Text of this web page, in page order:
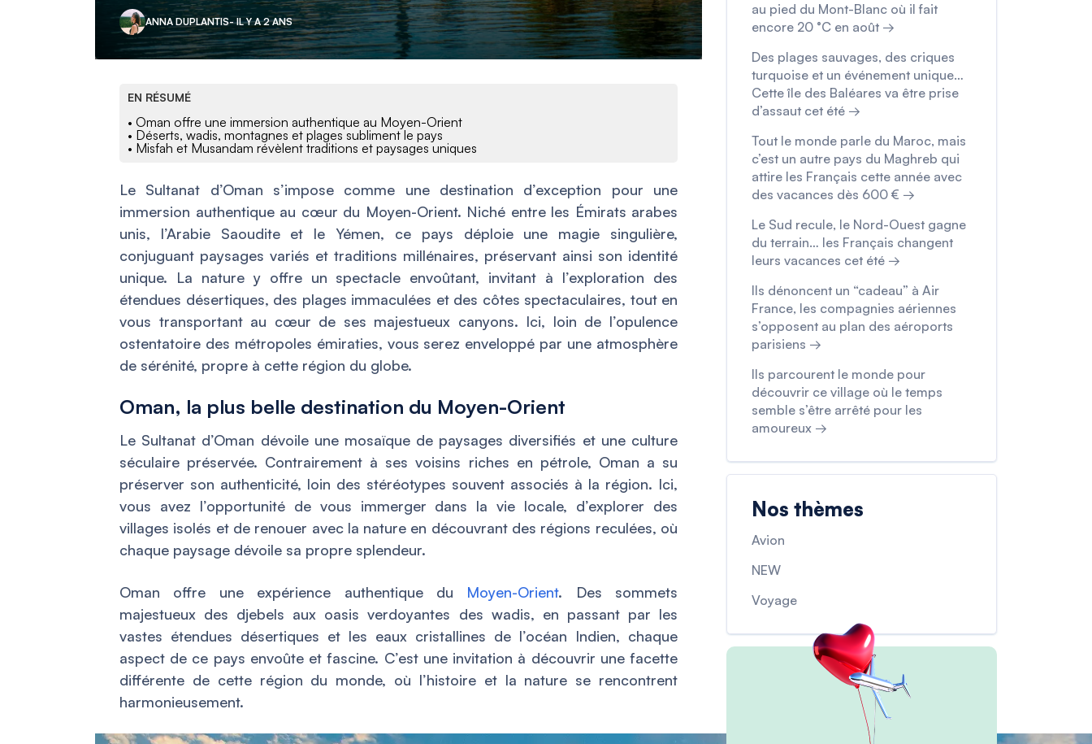
ANNA DUPLANTIS- IL Y A 2 ANS
EN RÉSUMÉ
• Oman offre une immersion authentique au Moyen-Orient
• Déserts, wadis, montagnes et plages subliment le pays
• Misfah et Musandam révèlent traditions et paysages uniques
Le Sultanat d’Oman s’impose comme une destination d’exception pour une
immersion authentique au cœur du Moyen-Orient. Niché entre les Émirats arabes
unis, l’Arabie Saoudite et le Yémen, ce pays déploie une magie singulière,
conjuguant paysages variés et traditions millénaires, préservant ainsi son identité
unique. La nature y offre un spectacle envoûtant, invitant à l’exploration des
étendues désertiques, des plages immaculées et des côtes spectaculaires, tout en
vous transportant au cœur de ses majestueux canyons. Ici, loin de l’opulence
ostentatoire des métropoles émiraties, vous serez enveloppé par une atmosphère
de sérénité, propre à cette région du globe.
Oman, la plus belle destination du Moyen-Orient
Le Sultanat d’Oman dévoile une mosaïque de paysages diversifiés et une culture
séculaire préservée. Contrairement à ses voisins riches en pétrole, Oman a su
préserver son authenticité, loin des stéréotypes souvent associés à la région. Ici,
vous avez l’opportunité de vous immerger dans la vie locale, d’explorer des
villages isolés et de renouer avec la nature en découvrant des régions reculées, où
chaque paysage dévoile sa propre splendeur.
Oman offre une expérience authentique du Moyen-Orient. Des sommets
majestueux des djebels aux oasis verdoyantes des wadis, en passant par les
vastes étendues désertiques et les eaux cristallines de l’océan Indien, chaque
aspect de ce pays envoûte et fascine. C’est une invitation à découvrir une facette
différente de cette région du monde, où l’histoire et la nature se rencontrent
harmonieusement.
au pied du Mont-Blanc où il fait
encore 20 °C en août →
Des plages sauvages, des criques
turquoise et un événement unique…
Cette île des Baléares va être prise
d’assaut cet été →
Tout le monde parle du Maroc, mais
c’est un autre pays du Maghreb qui
attire les Français cette année avec
des vacances dès 600 € →
Le Sud recule, le Nord-Ouest gagne
du terrain… les Français changent
leurs vacances cet été →
Ils dénoncent un “cadeau” à Air
France, les compagnies aériennes
s’opposent au plan des aéroports
parisiens →
Ils parcourent le monde pour
découvrir ce village où le temps
semble s’être arrêté pour les
amoureux →
Nos thèmes
Avion
NEW
Voyage